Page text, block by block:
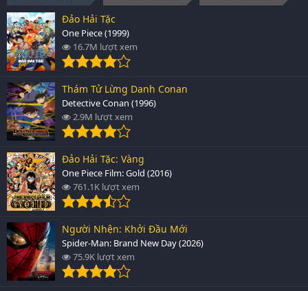
Đảo Hải Tặc
One Piece (1999)
16.7M lượt xem
Thám Tử Lừng Danh Conan
Detective Conan (1996)
2.9M lượt xem
Đảo Hải Tặc: Vàng
One Piece Film: Gold (2016)
761.1K lượt xem
Người Nhện: Khởi Đầu Mới
Spider-Man: Brand New Day (2026)
75.9K lượt xem